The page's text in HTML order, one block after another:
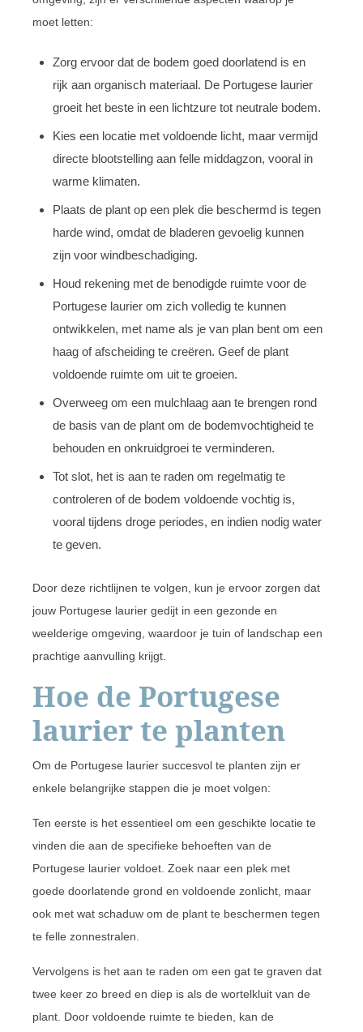
moet letten:
Zorg ervoor dat de bodem goed doorlatend is en
rijk aan organisch materiaal. De Portugese laurier
groeit het beste in een lichtzure tot neutrale bodem.
Kies een locatie met voldoende licht, maar vermijd
directe blootstelling aan felle middagzon, vooral in
warme klimaten.
Plaats de plant op een plek die beschermd is tegen
harde wind, omdat de bladeren gevoelig kunnen
zijn voor windbeschadiging.
Houd rekening met de benodigde ruimte voor de
Portugese laurier om zich volledig te kunnen
ontwikkelen, met name als je van plan bent om een
haag of afscheiding te creëren. Geef de plant
voldoende ruimte om uit te groeien.
Overweeg om een mulchlaag aan te brengen rond
de basis van de plant om de bodemvochtigheid te
behouden en onkruidgroei te verminderen.
Tot slot, het is aan te raden om regelmatig te
controleren of de bodem voldoende vochtig is,
vooral tijdens droge periodes, en indien nodig water
te geven.
Door deze richtlijnen te volgen, kun je ervoor zorgen dat
jouw Portugese laurier gedijt in een gezonde en
weelderige omgeving, waardoor je tuin of landschap een
prachtige aanvulling krijgt.
Hoe de Portugese
laurier te planten
Om de Portugese laurier succesvol te planten zijn er
enkele belangrijke stappen die je moet volgen:
Ten eerste is het essentieel om een geschikte locatie te
vinden die aan de specifieke behoeften van de
Portugese laurier voldoet. Zoek naar een plek met
goede doorlatende grond en voldoende zonlicht, maar
ook met wat schaduw om de plant te beschermen tegen
te felle zonnestralen.
Vervolgens is het aan te raden om een gat te graven dat
twee keer zo breed en diep is als de wortelkluit van de
plant. Door voldoende ruimte te bieden, kan de